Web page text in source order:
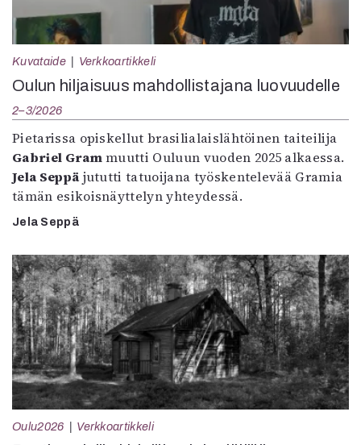
Kuvataide Verkkoartikkeli
Oulun hiljaisuus mahdollistajana luovuudelle
2–3/2026
Pietarissa opiskellut brasilialaislähtöinen taiteilija
Gabriel Grammuutti Ouluun vuoden 2025 alkaessa.
Jela Seppä jututti tatuoijana työskentelevää Gramia
tämän esikoisnäyttelyn yhteydessä.
Jela Seppä
Oulu2026 Verkkoartikkeli